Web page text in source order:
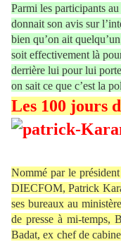
Parmi les participants
donnait son avis sur
bien qu’on ait
soit effectivement là
derrière lui pour lui
on sait ce que c’est la
Les 100 jours
Nommé par le
DIECFOM, Patrick
ses bureaux au
de presse à mi-temps,
Badat, ex chef de